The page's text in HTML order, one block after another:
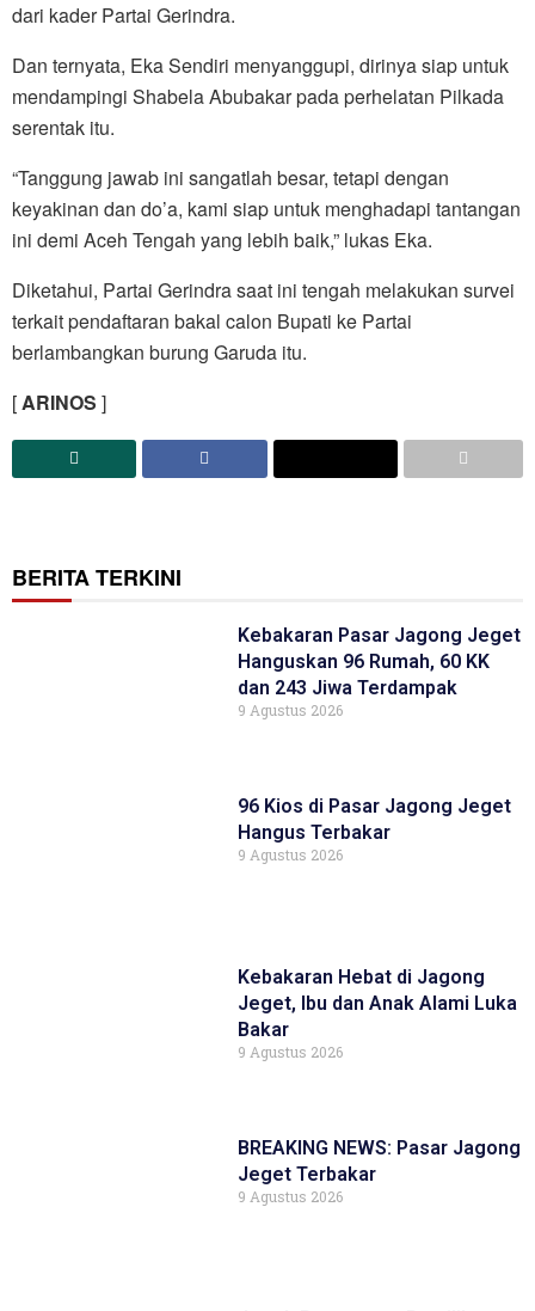
dari kader Partai Gerindra.
Dan ternyata, Eka Sendiri menyanggupi, dirinya siap untuk
mendampingi Shabela Abubakar pada perhelatan Pilkada
serentak itu.
“Tanggung jawab ini sangatlah besar, tetapi dengan
keyakinan dan do’a, kami siap untuk menghadapi tantangan
ini demi Aceh Tengah yang lebih baik,” lukas Eka.
Diketahui, Partai Gerindra saat ini tengah melakukan survei
terkait pendaftaran bakal calon Bupati ke Partai
berlambangkan burung Garuda itu.
[ARINOS ]
BERITA TERKINI
Kebakaran Pasar Jagong Jeget
Hanguskan 96 Rumah, 60 KK
dan 243 Jiwa Terdampak
9 Agustus 2026
96 Kios di Pasar Jagong Jeget
Hangus Terbakar
9 Agustus 2026
Kebakaran Hebat di Jagong
Jeget, Ibu dan Anak Alami Luka
Bakar
9 Agustus 2026
BREAKING NEWS: Pasar Jagong
Jeget Terbakar
9 Agustus 2026